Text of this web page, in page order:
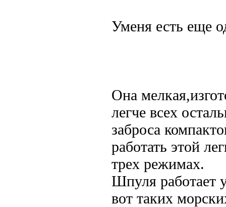
Уменя есть еще
Она
легче всех
заброса
работать этой
трех режимах.
Шпуля работает
вот таких